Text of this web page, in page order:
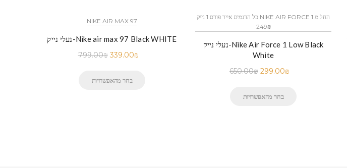
NIKE AIR MAX 97
נעלי נייק-Nike air max 97 Black WHITE
799.00₪ 339.00₪
בחר מהאפשרויות
כל הדגמים אייר פורס 1 נייק NIKE AIR FORCE 1 החל מ
249₪
נעלי נייק-Nike Air Force 1 Low Black
White
650.00₪ 299.00₪
בחר מהאפשרויות